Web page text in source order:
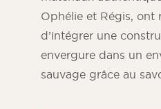
Ophélie et Régis, ont
d’intégrer une
envergure dans un
sauvage grâce au